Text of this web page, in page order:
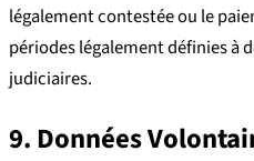
légalement contestée ou le
périodes légalement définies à
judiciaires.
9. Données